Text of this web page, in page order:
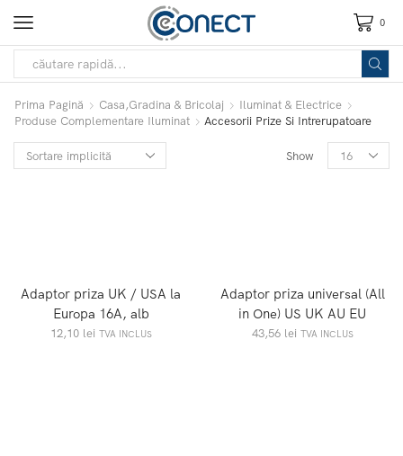
0
Prima Pagină Casa,Gradina & Bricolaj
Iluminat & Electrice
Produse Complementare Iluminat
Accesorii Prize Si Intrerupatoare
Show
Adaptor priza UK / USA la
Europa 16A, alb
12,10 lei TVA INCLUS
Adaptor priza universal (All
in One) US UK AU EU
43,56 lei TVA INCLUS